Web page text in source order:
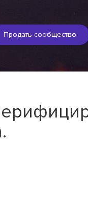
Продать сообщество